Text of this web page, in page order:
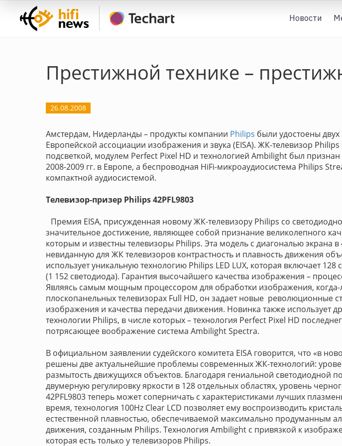
Новости
Престижной технике –
26.08.2008
Амстердам, Нидерланды – продукты компании Philips были удостоены
Европейской ассоциации изображения и звука (EISA). ЖК-телевизор
подсветкой, модулем Perfect Pixel HD и технологией Ambilight был
2008-2009 гг. в Европе, а беспроводная HiFi-микроаудиосистема Philips
компактной аудиосистемой.
Телевизор-призер Philips 42PFL9803
Премия EISA, присужденная новому ЖК-телевизору Philips со
значительное достижение, являющее собой признание великолепного
которым и известны телевизоры Philips. Эта модель с диагональю экрана
невиданную для ЖК телевизоров контрастность и плавность движения
использует уникальную технологию Philips LED LUX, которая включает 128
(1 152 светодиода). Гарантия высочайшего качества изображения –
Являясь самым мощным процессором для обработки изображения,
плоскопанельных телевизорах Full HD, он задает новые революционные
изображения и качества передачи движения. Новинка также использует
технологии Philips, в числе которых – технология Perfect Pixel HD
потрясающее воображение система Ambilight Spectra.
В официальном заявлении судейского комитета EISA говорится, что «в
решены две актуальнейшие проблемы современных ЖК-технологий:
размытость движущихся объектов. Благодаря гениальной светодиодной
двумерную регулировку яркости в 128 отдельных областях, уровень
42PFL9803 теперь может соперничать с характеристиками лучших
время, технология 100Hz Clear LCD позволяет ему воспроизводить
естественной плавностью, обеспечиваемой максимально продуманным
движения, созданным Philips. Технология Ambilight с привязкой к
которая есть только у телевизоров Philips.